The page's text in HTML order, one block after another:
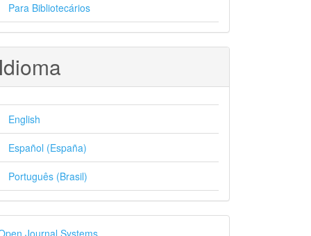
Para Bibliotecários
English
Español (España)
Português (Brasil)
Journal Systems